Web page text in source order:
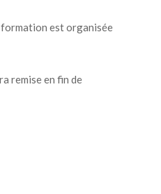
est organisée
remise en fin de